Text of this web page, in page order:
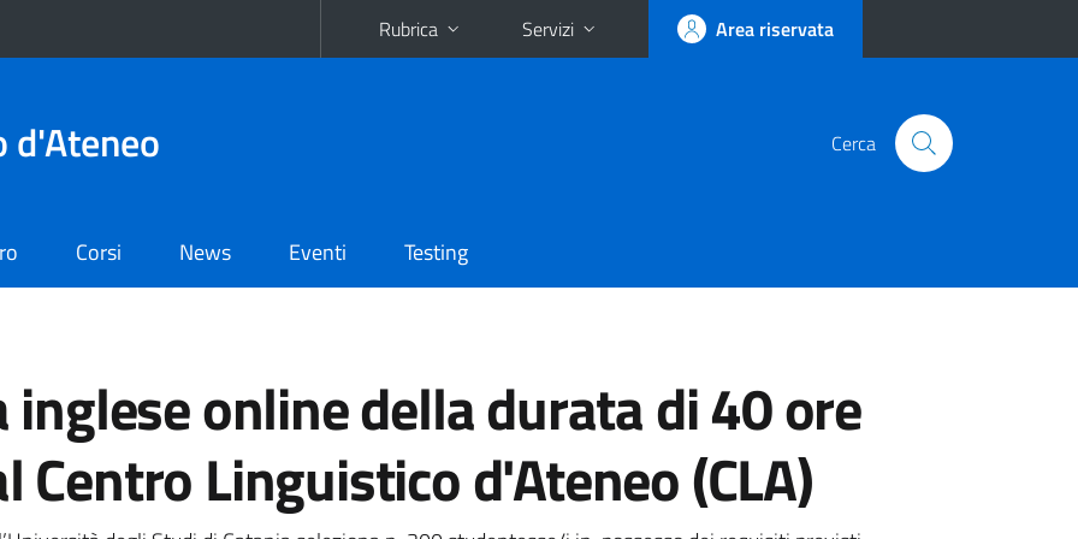
Rubrica Servizi Area riservata
d'Ateneo Cerca
Corsi News Eventi Testing
inglese online della durata di 40 ore
Centro Linguistico d'Ateneo (CLA)